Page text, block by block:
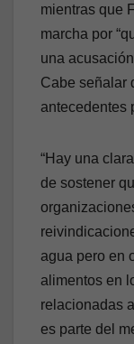
mientras que
marcha por
una
Cabe señalar
antecedentes
“Hay una
de sostener
agua pero en
alimentos en
relacionadas
es parte del